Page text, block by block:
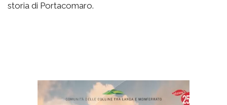
storia di Portacomaro.